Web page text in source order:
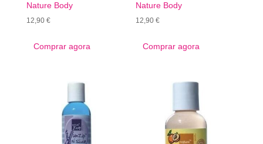
Nature Body
12,90 €
Comprar agora
Nature Body
12,90€
Comprar agora